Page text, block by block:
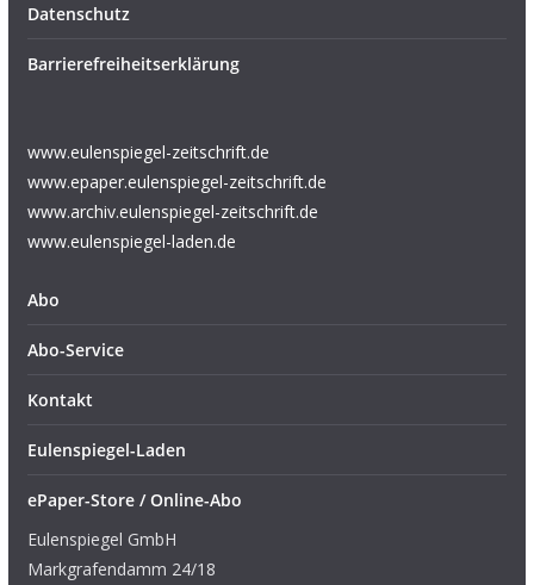
Datenschutz
Barrierefreiheitserklärung
www.eulenspiegel-zeitschrift.de
www.epaper.eulenspiegel-zeitschrift.de
www.archiv.eulenspiegel-zeitschrift.de
www.eulenspiegel-laden.de
Abo
Abo-Service
Kontakt
Eulenspiegel-Laden
ePaper-Store / Online-Abo
Eulenspiegel GmbH
Markgrafendamm 24/18